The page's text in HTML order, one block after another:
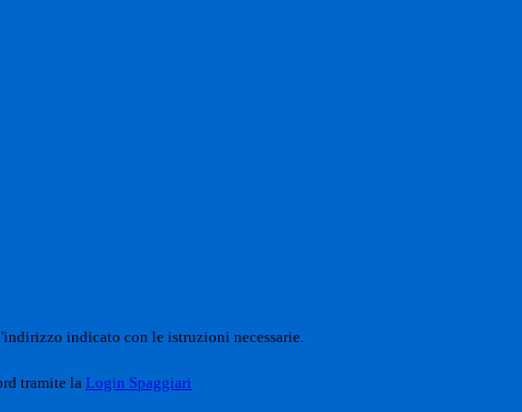
indicato con le istruzioni necessarie.
tramite la Login Spaggiari